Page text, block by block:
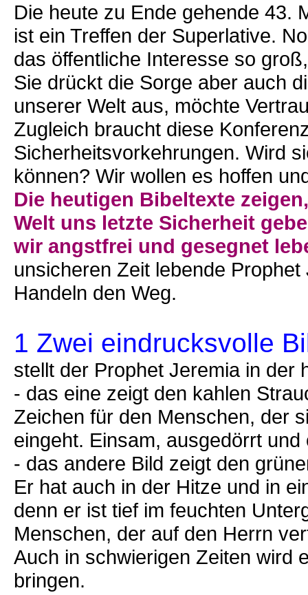
Die heute zu Ende gehende 43.
ist ein Treffen der Superlative.
das öffentliche Interesse so
Sie drückt die Sorge aber auch
unserer Welt aus, möchte
Zugleich braucht diese
Sicherheitsvorkehrungen. Wird
können? Wir wollen es hoffen
Die heutigen Bibeltexte
Welt uns letzte Sicherheit
wir angstfrei und gesegnet
unsicheren Zeit lebende
Handeln den Weg.
1 Zwei eindrucksvolle
stellt der Prophet Jeremia in der
- das eine zeigt den kahlen
Zeichen für den Menschen, der
eingeht. Einsam, ausgedörrt
- das andere Bild zeigt den
Er hat auch in der Hitze und in
denn er ist tief im feuchten
Menschen, der auf den Herrn
Auch in schwierigen Zeiten wird
bringen.